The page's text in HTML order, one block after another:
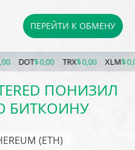
ПЕРЕЙТИ К ОБМЕНУ
DOT $ 0,00 TRX $ 0,00 XLM $ 0,00
ПОНИЗИЛ
БИТКОИНУ
(ETH)